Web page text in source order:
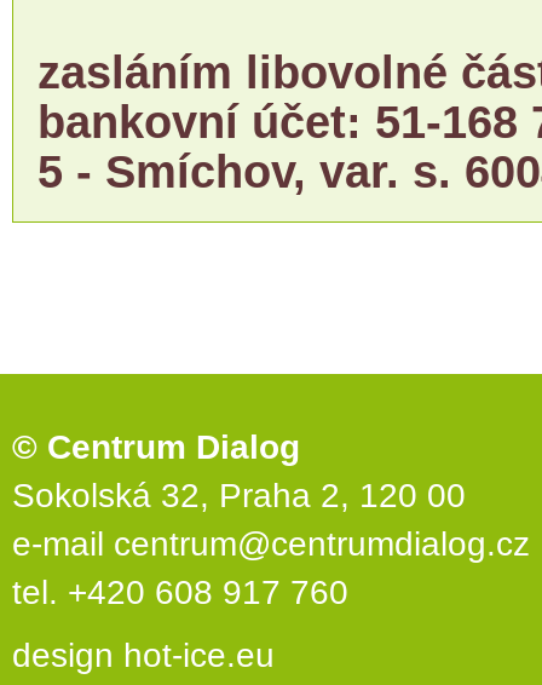
zasláním libovolné
bankovní účet: 51-168
5 - Smíchov, var. s.
© Centrum Dialog
Sokolská 32, Praha 2, 120 00
e-mail centrum@centrumdialog.cz
tel. +420 608 917 760
design hot-ice.eu